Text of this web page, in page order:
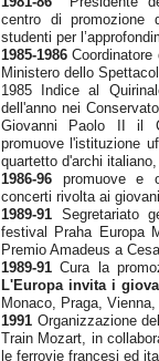
centro di promozione
studenti per
1985-1986 Coordinatore
Ministero dello
1985 Indice al
dell'anno nei
Giovanni Paolo II il
promuove l'istituzione
quartetto d'archi
1986-96 promuove e
concerti rivolta ai
1989-91 Segretariato
festival Praha Europa
Premio Amadeus a
1989-91Cura la
L'Europa invita i
Monaco, Praga,
1991 Organizzazione
Train Mozart, in
le ferrovie francesi ed